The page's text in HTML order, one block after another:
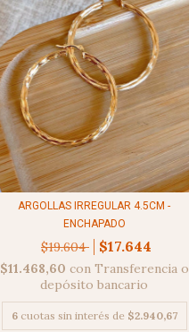
ARGOLLAS IRREGULAR 4.5CM -
ENCHAPADO
$19.604 $17.644
$11.468,60 con Transferencia o
depósito bancario
6 cuotas sin interés de $2.940,67